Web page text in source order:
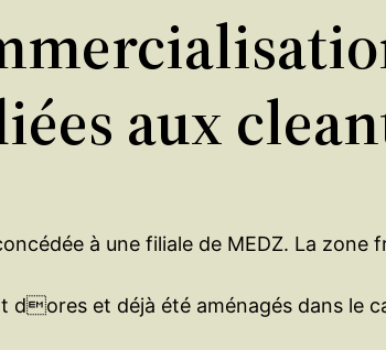
aux
à une filiale de MEDZ. La zone
et déjà été aménagés dans le